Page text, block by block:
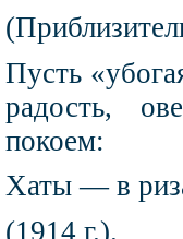
Пусть
радость,
покоем:
Хаты — в
(1914 г.).